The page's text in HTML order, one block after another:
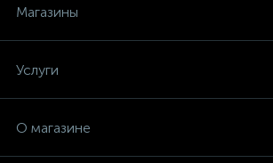
Магазины
Услуги
О магазине